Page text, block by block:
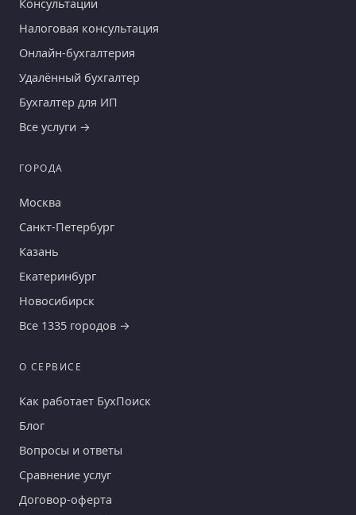
Консультации
Налоговая консультация
Онлайн-бухгалтерия
Удалённый бухгалтер
Бухгалтер для ИП
Все услуги →
ГОРОДА
Москва
Санкт-Петербург
Казань
Екатеринбург
Новосибирск
Все 1335 городов →
О СЕРВИСЕ
Как работает БухПоиск
Блог
Вопросы и ответы
Сравнение услуг
Договор-оферта